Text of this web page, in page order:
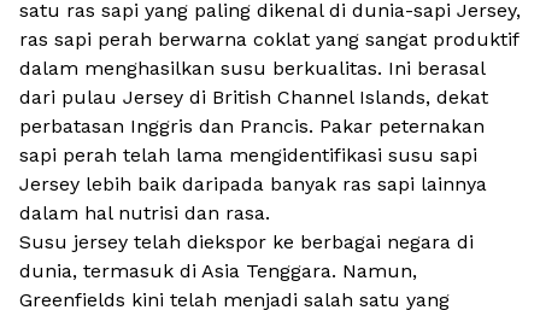
satu ras sapi yang paling dikenal di dunia-sapi Jersey,
ras sapi perah berwarna coklat yang sangat produktif
dalam menghasilkan susu berkualitas. Ini berasal
dari pulau Jersey di British Channel Islands, dekat
perbatasan Inggris dan Prancis. Pakar peternakan
sapi perah telah lama mengidentifikasi susu sapi
Jersey lebih baik daripada banyak ras sapi lainnya
dalam hal nutrisi dan rasa.
Susu jersey telah diekspor ke berbagai negara di
dunia, termasuk di Asia Tenggara. Namun,
Greenfields kini telah menjadi salah satu yang